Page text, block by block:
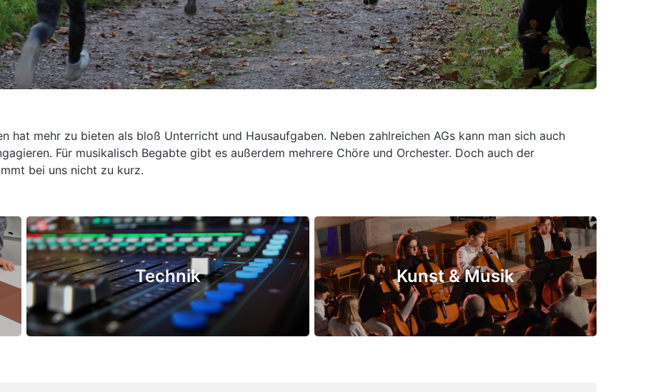
hat mehr zu bieten als bloß Unterricht und Hausaufgaben. Neben zahlreichen AGs kann man sich auch
Für musikalisch Begabte gibt es außerdem mehrere Chöre und Orchester. Doch auch der
bei uns nicht zu kurz.
Technik Kunst & Musik